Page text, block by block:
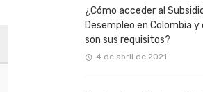
¿Cómo acceder al
Desempleo en Colombia y
son sus requisitos?
4 de abril de 2021